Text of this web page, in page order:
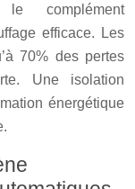
le complément
efficace. Les
70% des pertes
Une isolation
énergétique